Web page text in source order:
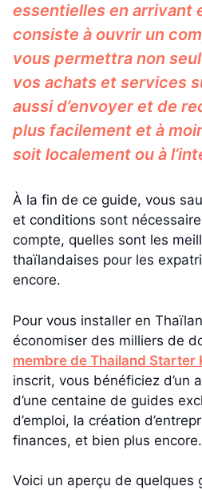
essentielles en arrivant
consiste à ouvrir un
vous permettra non
vos achats et services
aussi d’envoyer et de
plus facilement et à
soit localement ou à
À la fin de ce guide, vous
et conditions sont
compte, quelles sont les
thaïlandaises pour les
encore.
Pour vous installer en
économiser des milliers de
membre de Thailand Starter
inscrit, vous bénéficiez d’un
d’une centaine de guides
d’emploi, la création
finances, et bien plus encore.
Voici un aperçu de quelques